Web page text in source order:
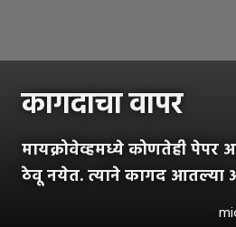
कागदाचा वापर
मायक्रोवेव्हमध्ये कोणतेही पेपर
ठेवू नयेत. त्याने कागद